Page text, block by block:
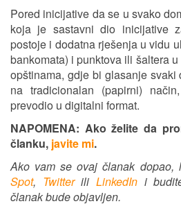
Pored inicijative da se u svako
koja je sastavni dio inicijative
postoje i dodatna rješenja u vidu
bankomata) i punktova ili šaltera
opštinama, gdje bi glasanje
na tradicionalan (papirni)
prevodio u digitalni format.
NAPOMENA: Ako želite da
članku, javite mi.
Ako vam se ovaj članak dopao,
Spot, Twitterili LinkedIni
članak bude objavljen.